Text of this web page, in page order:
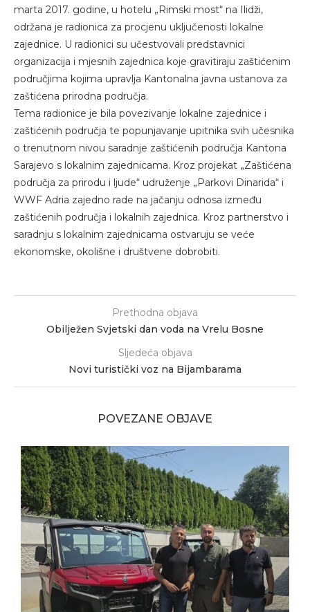
marta 2017. godine, u hotelu „Rimski most“ na Ilidži,
održana je radionica za procjenu uključenosti lokalne
zajednice. U radionici su učestvovali predstavnici
organizacija i mjesnih zajednica koje gravitiraju zaštićenim
područjima kojima upravlja Kantonalna javna ustanova za
zaštićena prirodna područja.
Tema radionice je bila povezivanje lokalne zajednice i
zaštićenih područja te popunjavanje upitnika svih učesnika
o trenutnom nivou saradnje zaštićenih područja Kantona
Sarajevo s lokalnim zajednicama. Kroz projekat „Zaštićena
područja za prirodu i ljude“ udruženje „Parkovi Dinarida“ i
WWF Adria zajedno rade na jačanju odnosa između
zaštićenih područja i lokalnih zajednica. Kroz partnerstvo i
saradnju s lokalnim zajednicama ostvaruju se veće
ekonomske, okolišne i društvene dobrobiti.
Prethodna objava
Obilježen Svjetski dan voda na Vrelu Bosne
Sljedeća objava
Novi turistički voz na Bijambarama
POVEZANE OBJAVE